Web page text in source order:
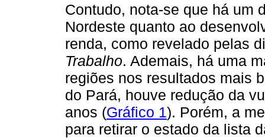
Contudo, nota-se que há um
Nordeste quanto ao
renda, como revelado pelas
Trabalho. Ademais, há uma
regiões nos resultados mais
do Pará, houve redução da
anos (Gráfico 1). Porém, a
para retirar o estado da lista